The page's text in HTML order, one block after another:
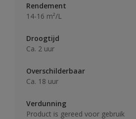
Rendement
14-16 m²/L
Droogtijd
Ca. 2 uur
Overschilderbaar
Ca. 18 uur
Verdunning
Product is gereed voor gebruik